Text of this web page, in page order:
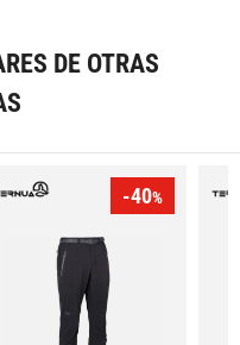
DE OTRAS
-40%